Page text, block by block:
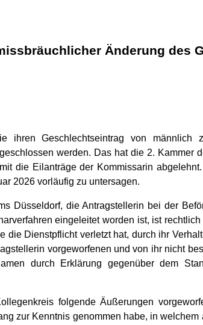
Änderung des
ihren Geschlechtseintrag von
werden. Das hat die 2. Kammer
die Eilanträge der Kommissarin
2026 vorläufig zu untersagen.
Düsseldorf, die Antragstellerin bei der
eingeleitet worden ist, ist
Dienstpflicht verletzt hat, durch ihr
vorgeworfenen und von ihr nicht
durch Erklärung gegenüber dem
folgende Äußerungen
zur Kenntnis genommen habe, in